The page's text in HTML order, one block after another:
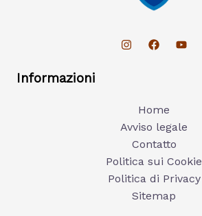
Informazioni
Home
Avviso legale
Contatto
Politica sui Cookie
Politica di Privacy
Sitemap